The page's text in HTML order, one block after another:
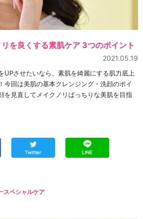
を良くする素肌ケア 3つのポイント
2021.05.19
UPさせたいなら、素肌を綺麗にする肌力底上
今回は美肌の基本クレンジング・洗顔のポイ
を見直してメイクノリばっちりな美肌を目指
スペシャルケア